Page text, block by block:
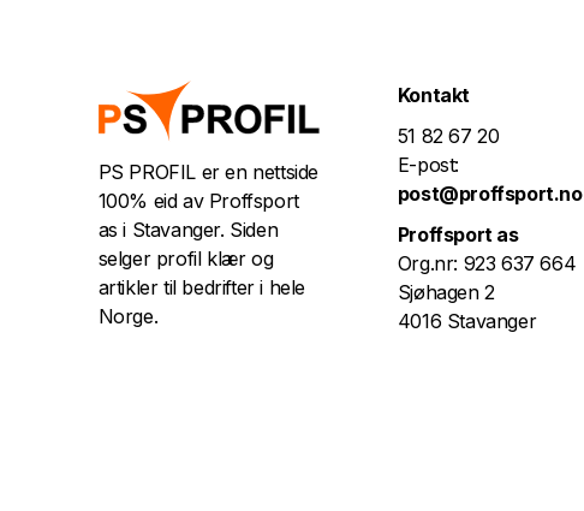
PS PROFIL er en nettside
100% eid av Proffsport
as i Stavanger. Siden
selger profil klær og
artikler til bedrifter i hele
Norge.
Kontakt
51 82 67 20
E-post:
post@proffsport.no
Proffsport as
Org.nr: 923 637 664
Sjøhagen 2
4016 Stavanger